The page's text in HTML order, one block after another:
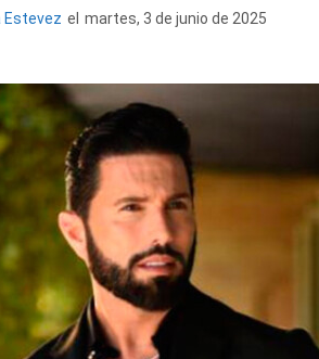
Estevez el martes, 3 de junio de 2025